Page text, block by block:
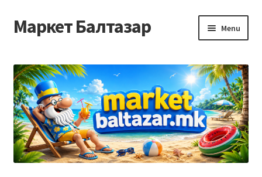
Skip
to
Skip
to
Маркет Балтазар Menu
Checkout
Homepage
Privacy Policy